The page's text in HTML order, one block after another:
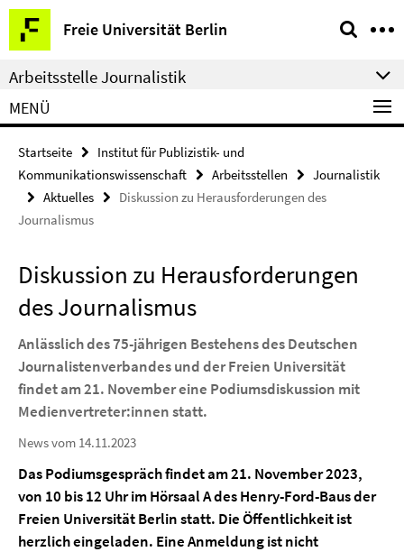
Springe
direkt
zu
Inhalt
Freie Universität Berlin
Service-
Navigation
Arbeitsstelle Journalistik
MENÜ
Startseite
Institut für Publizistik- und
Kommunikationswissenschaft
Arbeitsstellen
Journalistik
Aktuelles
Diskussion zu Herausforderungen des
Journalismus
Diskussion zu Herausforderungen
des Journalismus
Anlässlich des 75-jährigen Bestehens des Deutschen
Journalistenverbandes und der Freien Universität
findet am 21. November eine Podiumsdiskussion mit
Medienvertreter:innen statt.
News vom 14.11.2023
Das Podiumsgespräch findet am 21. November 2023,
von 10 bis 12 Uhr im Hörsaal A des Henry­-Ford-Baus der
Freien Universität Berlin statt. Die Öffentlichkeit ist
herzlich eingeladen. Eine Anmeldung ist nicht